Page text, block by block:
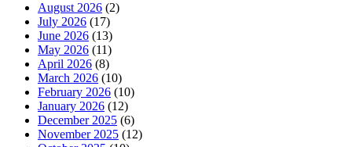
August 2026 (2)
July 2026 (17)
June 2026 (13)
May 2026 (11)
April 2026 (8)
March 2026 (10)
February 2026 (10)
January 2026 (12)
December 2025 (6)
November 2025 (12)